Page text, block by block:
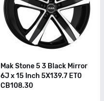
Mak Stone 5 3 Black Mirror
6J x 15 Inch 5X139.7 ET0
CB108.30